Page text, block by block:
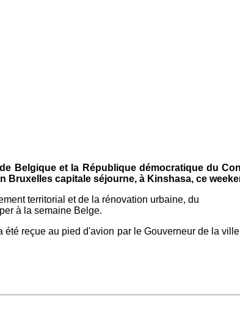
Belgique et la République démocratique du
capitale séjourne, à Kinshasa, ce
territorial et de la rénovation urbaine, du
à la semaine Belge.
reçue au pied d'avion par le Gouverneur de la